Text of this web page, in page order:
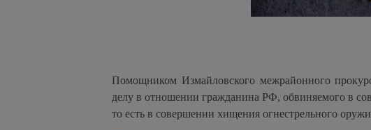
Помощником Измайловского межрайонного
делу в отношении гражданина РФ, обвиняемого в
то есть в совершении хищения огнестрельного